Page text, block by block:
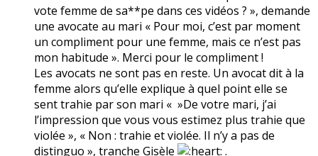
vote femme de sa**pe dans ces vidéos ? », demande
une avocate au mari « Pour moi, c’est par moment
un compliment pour une femme, mais ce n’est pas
mon habitude ». Merci pour le compliment !
Les avocats ne sont pas en reste. Un avocat dit à la
femme alors qu’elle explique à quel point elle se
sent trahie par son mari « »De votre mari, j’ai
l’impression que vous vous estimez plus trahie que
violée », « Non : trahie et violée. Il n’y a pas de
distinguo », tranche Gisèle
.